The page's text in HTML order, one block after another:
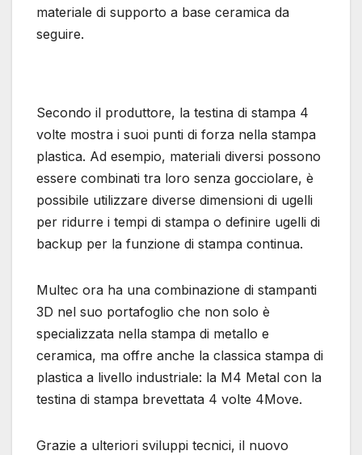
materiale di supporto a base ceramica da
seguire.
Secondo il produttore, la testina di stampa 4
volte mostra i suoi punti di forza nella stampa
plastica. Ad esempio, materiali diversi possono
essere combinati tra loro senza gocciolare, è
possibile utilizzare diverse dimensioni di ugelli
per ridurre i tempi di stampa o definire ugelli di
backup per la funzione di stampa continua.
Multec ora ha una combinazione di stampanti
3D nel suo portafoglio che non solo è
specializzata nella stampa di metallo e
ceramica, ma offre anche la classica stampa di
plastica a livello industriale: la M4 Metal con la
testina di stampa brevettata 4 volte 4Move.
Grazie a ulteriori sviluppi tecnici, il nuovo